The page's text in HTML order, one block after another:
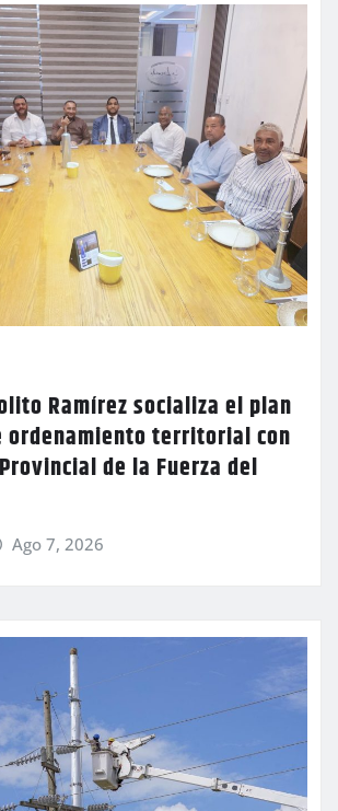
Ramírez socializa el plan
ordenamiento territorial con
de la Fuerza del
Ago 7, 2026